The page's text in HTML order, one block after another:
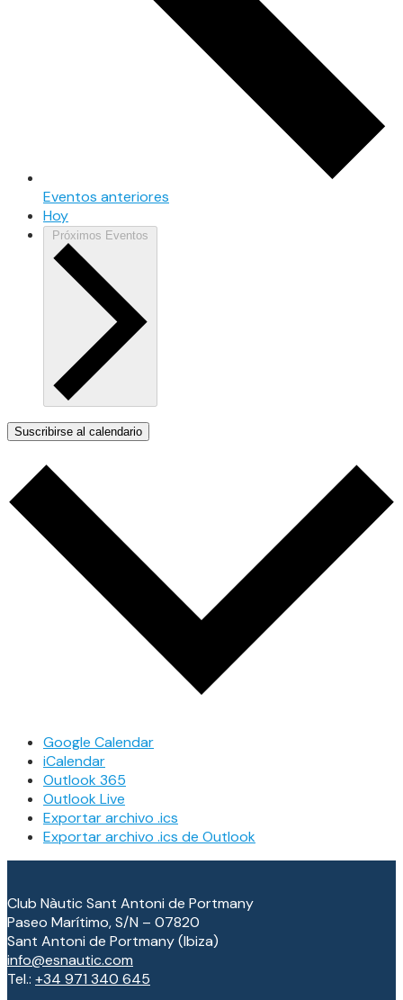
Eventos anteriores
Hoy
Próximos Eventos
Suscribirse al calendario
Google Calendar
iCalendar
Outlook 365
Outlook Live
Exportar archivo .ics
Exportar archivo .ics de Outlook
Club Nàutic Sant Antoni de Portmany
Paseo Marítimo, S/N – 07820
Sant Antoni de Portmany (Ibiza)
info@esnautic.com
Tel.: +34 971 340 645